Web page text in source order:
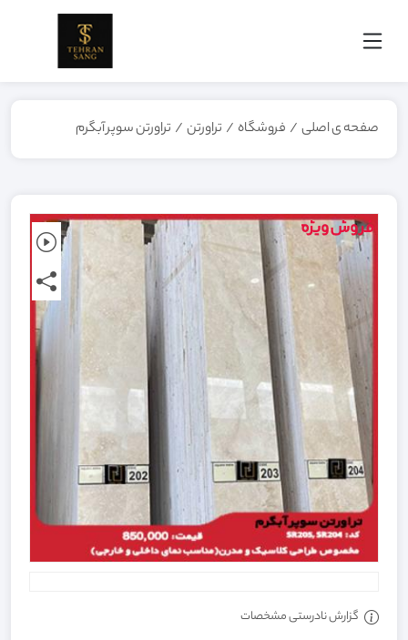
صفحه ی اصلی / فروشگاه / تراورتن / تراورتن سوپر آبگرم
گزارش نادرستی مشخصات